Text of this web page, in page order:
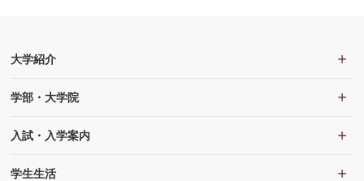
大学紹介
学部・大学院
入試・入学案内
学生生活